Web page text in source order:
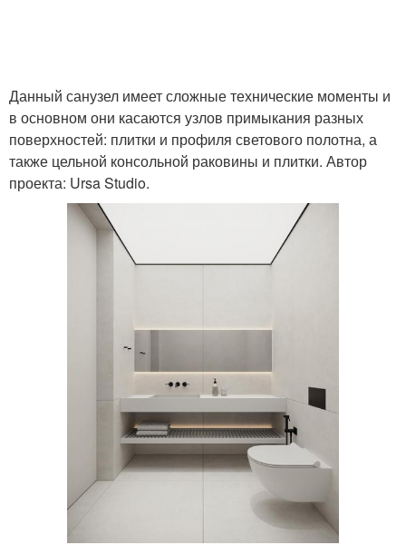
Данный санузел имеет сложные технические моменты и
в основном они касаются узлов примыкания разных
поверхностей: плитки и профиля светового полотна, а
также цельной консольной раковины и плитки. Автор
проекта: Ursa Studio.